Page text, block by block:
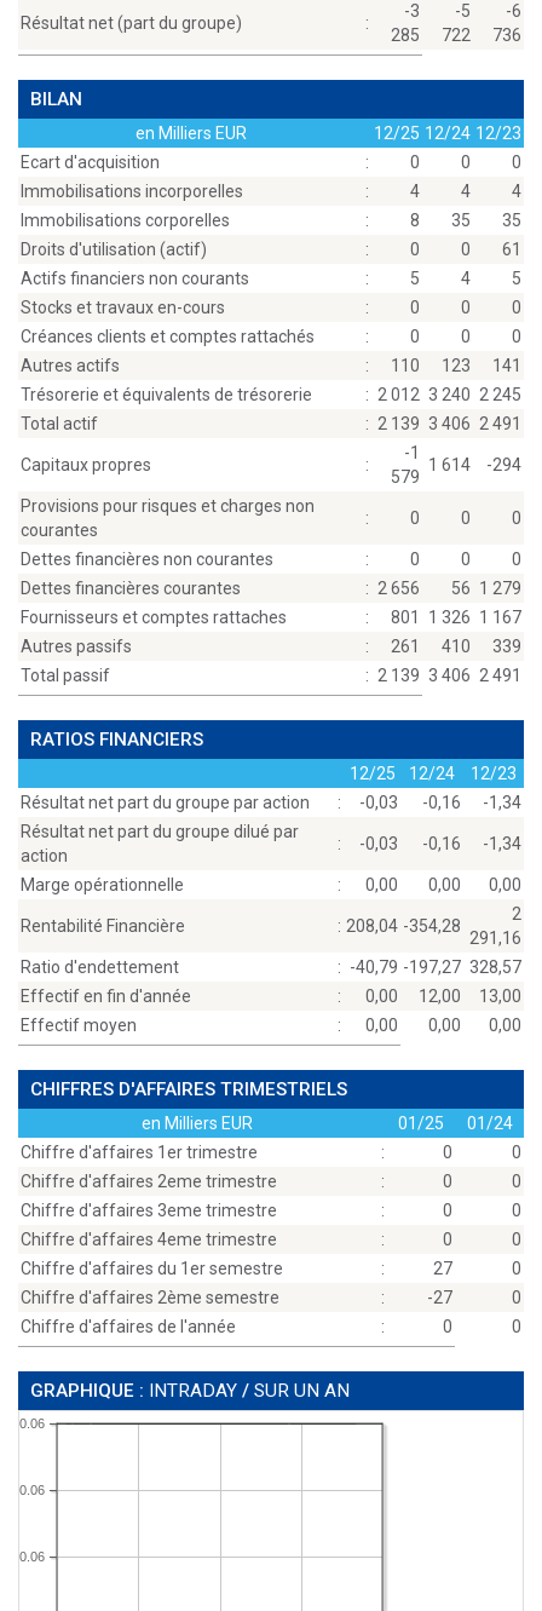
Résultat net (part du groupe) :
-3
285
-5
722
-6
736
BILAN
en Milliers EUR 12/25 12/24 12/23
Ecart d'acquisition
: 0 0
0
Immobilisations incorporelles
: 4 4
4
Immobilisations corporelles
: 8 35
35
Droits d'utilisation (actif)
: 0 0
61
Actifs financiers non courants
: 5 4
5
Stocks et travaux en-cours
: 0 0
0
Créances clients et comptes rattachés
: 0 0
0
Autres actifs
: 110 123
141
Trésorerie et équivalents de trésorerie
: 2 012 3 240 2 245
Total actif
: 2 139 3 406 2 491
Capitaux propres :
-1
579
1 614 -294
Provisions pour risques et charges non
courantes
: 0 0 0
Dettes financières non courantes : 0 0
0
Dettes financières courantes
: 2 656 56 1 279
Fournisseurs et comptes rattaches
: 801 1 326 1 167
Autres passifs
: 261 410
339
Total passif
: 2 139 3 406 2 491
RATIOS FINANCIERS
12/25 12/24
12/23
Résultat net part du groupe par action
: -0,03 -0,16
-1,34
Résultat net part du groupe dilué par
action
: -0,03 -0,16 -1,34
Marge opérationnelle : 0,00 0,00 0,00
Rentabilité Financière : 208,04 -354,28
2
291,16
Ratio d'endettement
: -40,79 -197,27 328,57
Effectif en fin d'année
: 0,00 12,00
13,00
Effectif moyen
: 0,00 0,00 0,00
CHIFFRES D'AFFAIRES TRIMESTRIELS
en Milliers EUR 01/25
01/24
Chiffre d'affaires 1er trimestre
: 0
0
Chiffre d'affaires 2eme trimestre
: 0
0
Chiffre d'affaires 3eme trimestre
: 0
0
Chiffre d'affaires 4eme trimestre
: 0
0
Chiffre d'affaires du 1er semestre
: 27
0
Chiffre d'affaires 2ème semestre
: -27
0
Chiffre d'affaires de l'année
: 0 0
GRAPHIQUE : INTRADAY / SUR UN AN
0.06
0.06
0.06